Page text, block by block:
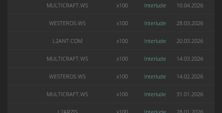
MULTICRAFT.WS x100 Interlude 10.04.2026
WESTEROS.WS x100 Interlude 28.03.2026
L2ANT.COM x100 Interlude 20.03.2026
MULTICRAFT.WS x100 Interlude 14.03.2026
WESTEROS.WS x100 Interlude 14.02.2026
MULTICRAFT.WS x100 Interlude 31.01.2026